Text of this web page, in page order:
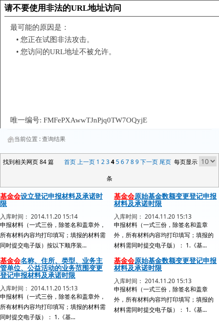
当前位置 :查询结果
找到相关网页 84 篇 首页 上一页 1 2 3 4 5 6 7 8 9 下一页 尾页每页显示
条
基金会设立登记申报材料及承诺时
限
入库时间： 2014.11.20 15:14
申报材料（一式三份，除签名和盖章外，
所有材料内容均打印填写；填报的材料需
同时提交电子版）按以下顺序装...
基金会原始基金数额变更登记申报
材料及承诺时限
入库时间： 2014.11.20 15:13
申报材料（一式三份，除签名和盖章
外，所有材料内容均打印填写；填报的
材料需同时提交电子版）： 1.《基...
基金会名称、住所、类型、业务主
管单位、公益活动的业务范围变更
登记申报材料及承诺时限
入库时间： 2014.11.20 15:13
申报材料（一式三份，除签名和盖章外，
所有材料内容均打印填写；填报的材料需
同时提交电子版）： 1.《基...
基金会原始基金数额变更登记申报
材料及承诺时限
入库时间： 2014.11.20 15:13
申报材料（一式三份，除签名和盖章
外，所有材料内容均打印填写；填报的
材料需同时提交电子版）： 1.《基...